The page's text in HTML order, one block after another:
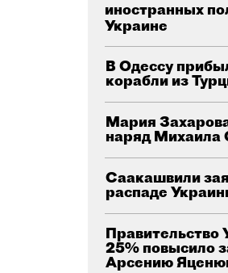
иностранных
Украине
В Одессу
корабли из
Мария
наряд Михаила
Саакашвили
распаде
Правительство
25% повысило
Арсению